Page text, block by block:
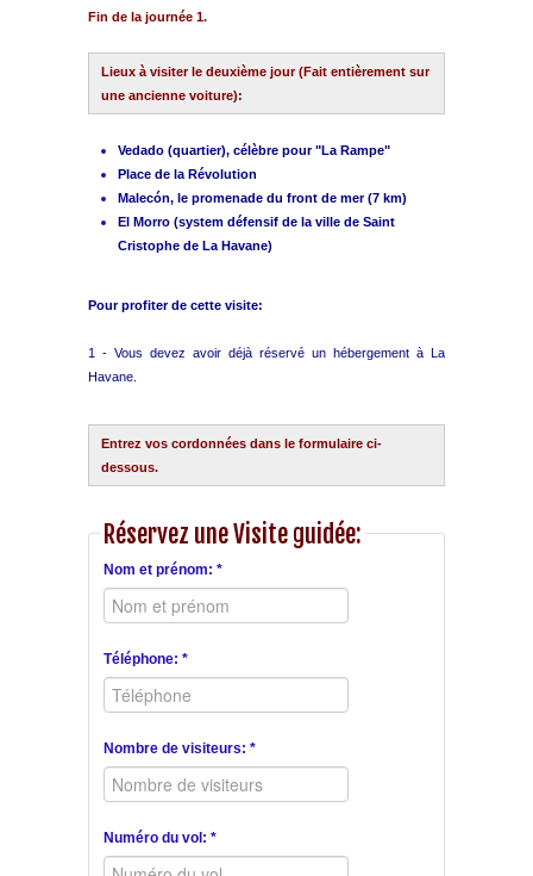
Fin de la journée 1.
Lieux à visiter le deuxième jour (Fait entièrement sur
une ancienne voiture):
Vedado (quartier), célèbre pour "La Rampe"
Place de la Révolution
Malecón, le promenade du front de mer (7 km)
El Morro (system défensif de la ville de Saint
Cristophe de La Havane)
Pour profiter de cette visite:
1 - Vous devez avoir déjà réservé un hébergement à La
Havane.
Entrez vos cordonnées dans le formulaire ci-
dessous.
Réservez une Visite guidée:
Nom et prénom: *
Téléphone: *
Nombre de visiteurs: *
Numéro du vol: *